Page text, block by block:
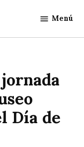
Menú
Día de